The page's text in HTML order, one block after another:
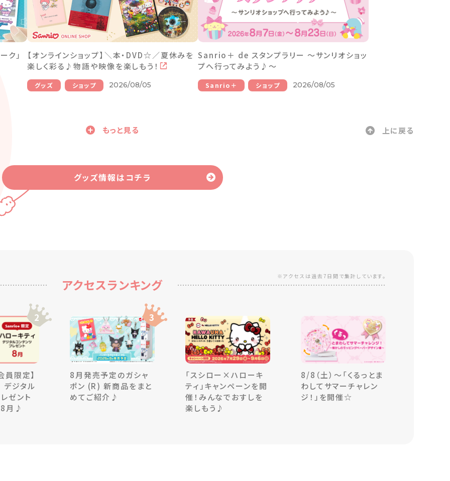
ク」
【オンラインショップ】＼本・DVD☆／夏休みを
楽しく彩る♪物語や映像を楽しもう！
グッズ ショップ 2026/08/05
Sanrio＋ de スタンプラリー ～サンリオショッ
プへ行ってみよう♪～
Sanrio＋ ショップ 2026/08/05
もっと見る 上に戻る
グッズ情報はコチラ
※アクセスは過去7日間で集計しています。
アクセスランキング
2
限定】
デジタル
ゼント
8月♪
3
8月発売予定のガシャ
ポン (R) 新商品をまと
めてご紹介♪
「スシロー×ハローキ
ティ」キャンペーンを開
催！みんなでおすしを
楽しもう♪
8/8（土）～「くるっとま
わしてサマーチャレン
ジ！」を開催☆